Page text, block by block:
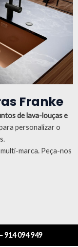
Franke
de lava-louças e
personalizar o
marca. Peça-nos
914 094 949